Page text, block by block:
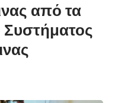
από τα